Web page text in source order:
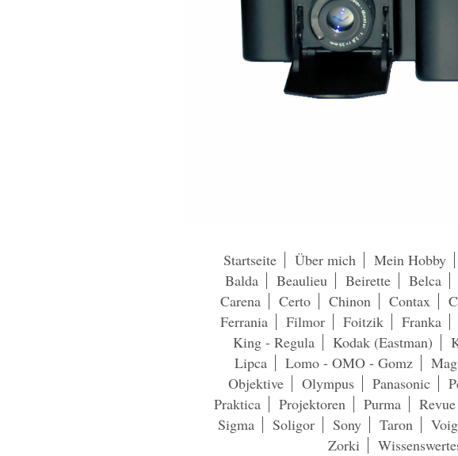
Startseite Über mich Mein Hobby
Balda
Beaulieu Beirette Belca
Carena
Certo Chinon Contax
Ferrania
Filmor Foitzik Franka
King - Regula
Kodak (Eastman)
Lipca
Lomo - OMO - Gomz
Objektive
Olympus Panasonic
Praktica
Projektoren Purma Revue
Sigma
Soligor Sony Taron
Zorki